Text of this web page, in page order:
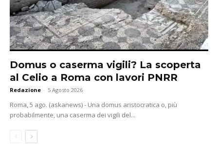
Domus o caserma vigili? La scoperta
al Celio a Roma con lavori PNRR
Redazione - 5 Agosto 2026
Roma, 5 ago. (askanews) - Una domus aristocratica o, più
probabilmente, una caserma dei vigili del...